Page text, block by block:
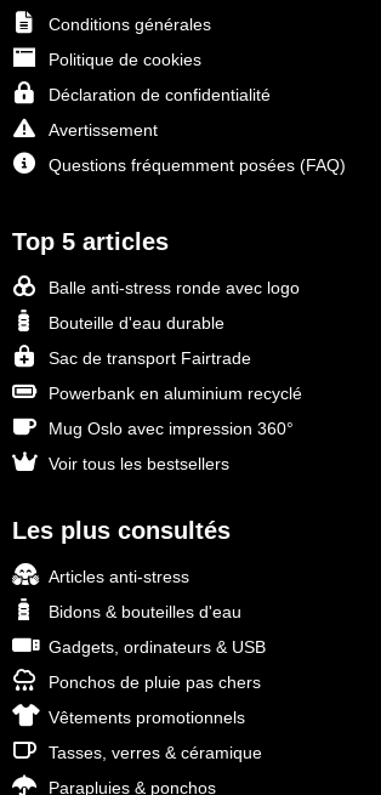
Conditions générales
Politique de cookies
Déclaration de confidentialité
Avertissement
Questions fréquemment posées (FAQ)
Top 5 articles
Balle anti-stress ronde avec logo
Bouteille d'eau durable
Sac de transport Fairtrade
Powerbank en aluminium recyclé
Mug Oslo avec impression 360°
Voir tous les bestsellers
Les plus consultés
Articles anti-stress
Bidons & bouteilles d'eau
Gadgets, ordinateurs & USB
Ponchos de pluie pas chers
Vêtements promotionnels
Tasses, verres & céramique
Parapluies & ponchos